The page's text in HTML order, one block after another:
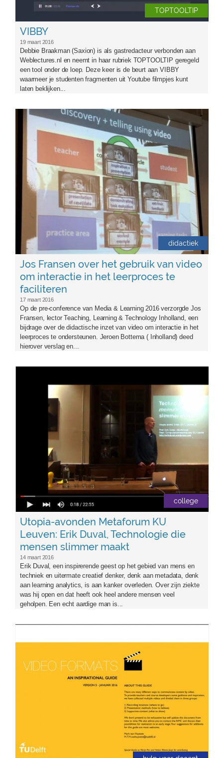
TOPTOOLTIP
VIBBY
19 maart 2016
Debbie Braakman (Saxion) is als gastredacteur verbonden aan
Weblectures.nl en neemt in haar rubriek TOPTOOLTIP geregeld
een tool onder de loep. Deze keer is de beurt aan VIBBY
waarmeer je studenten fragmenten uit Youtube filmpjes kunt
laten beklijken...
josfransen1.jpeg
didactiek
Jos Fransen over het gebruik van video
om interactie in het leerproces te
faciliteren
17 maart 2016
Op de pre-conference van Media & Learning 2016 verzorgde Jos
Fransen, lector Teaching, Learning & Technology Inholland, een
bijdrage over de didactische inzet van video om interactie in het
leerproces te ondersteunen. Jeroen Bottema ( Inholland) deed
hierover verslag en...
college
Utopia-avonden Metaforum KU
Leuven: Erik Duval, Technologie die
mensen slimmer maakt
14 maart 2016
Erik Duval, een inspirerende geest op het gebied van mens en
techniek en uitermate creatief denker, denk aan metadata, denk
aan learning analytics, is aan kanker overleden. Over zijn ziekte
was hij open en dat heeft ook heel andere mensen veel
geholpen. Een echt aardige man is...